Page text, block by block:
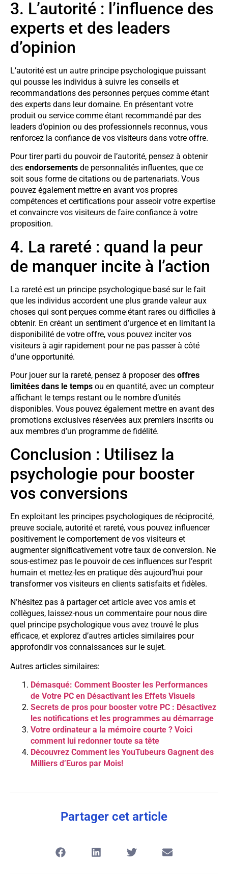
3. L’autorité : l’influence des
experts et des leaders
d’opinion
L’autorité est un autre principe psychologique puissant
qui pousse les individus à suivre les conseils et
recommandations des personnes perçues comme étant
des experts dans leur domaine. En présentant votre
produit ou service comme étant recommandé par des
leaders d’opinion ou des professionnels reconnus, vous
renforcez la confiance de vos visiteurs dans votre offre.
Pour tirer parti du pouvoir de l’autorité, pensez à obtenir
des endorsements de personnalités influentes, que ce
soit sous forme de citations ou de partenariats. Vous
pouvez également mettre en avant vos propres
compétences et certifications pour asseoir votre expertise
et convaincre vos visiteurs de faire confiance à votre
proposition.
4. La rareté : quand la peur
de manquer incite à l’action
La rareté est un principe psychologique basé sur le fait
que les individus accordent une plus grande valeur aux
choses qui sont perçues comme étant rares ou difficiles à
obtenir. En créant un sentiment d’urgence et en limitant la
disponibilité de votre offre, vous pouvez inciter vos
visiteurs à agir rapidement pour ne pas passer à côté
d’une opportunité.
Pour jouer sur la rareté, pensez à proposer des offres
limitées dans le temps ou en quantité, avec un compteur
affichant le temps restant ou le nombre d’unités
disponibles. Vous pouvez également mettre en avant des
promotions exclusives réservées aux premiers inscrits ou
aux membres d’un programme de fidélité.
Conclusion : Utilisez la
psychologie pour booster
vos conversions
En exploitant les principes psychologiques de réciprocité,
preuve sociale, autorité et rareté, vous pouvez influencer
positivement le comportement de vos visiteurs et
augmenter significativement votre taux de conversion. Ne
sous-estimez pas le pouvoir de ces influences sur l’esprit
humain et mettez-les en pratique dès aujourd’hui pour
transformer vos visiteurs en clients satisfaits et fidèles.
N’hésitez pas à partager cet article avec vos amis et
collègues, laissez-nous un commentaire pour nous dire
quel principe psychologique vous avez trouvé le plus
efficace, et explorez d’autres articles similaires pour
approfondir vos connaissances sur le sujet.
Autres articles similaires:
Démasqué: Comment Booster les Performances
de Votre PC en Désactivant les Effets Visuels
Secrets de pros pour booster votre PC : Désactivez
les notifications et les programmes au démarrage
Votre ordinateur a la mémoire courte ? Voici
comment lui redonner toute sa tête
Découvrez Comment les YouTubeurs Gagnent des
Milliers d’Euros par Mois!
Partager cet article